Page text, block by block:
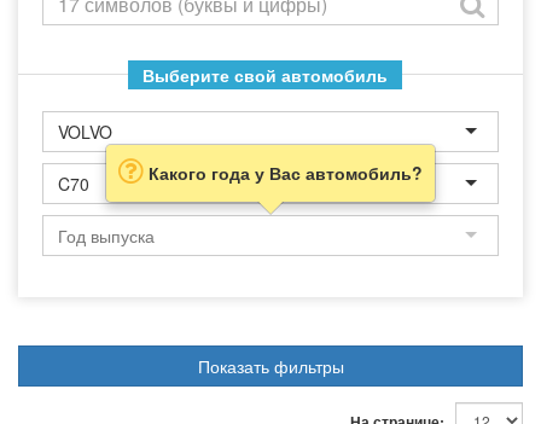
Выберите свой автомобиль
VOLVO
C70 Какого года у Вас автомобиль?
Показать фильтры